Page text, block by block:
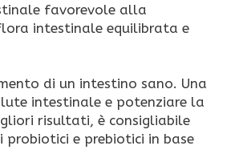
favorevole alla
intestinale equilibrata e
di un intestino sano. Una
intestinale e potenziare la
risultati, è consigliabile
e prebiotici in base